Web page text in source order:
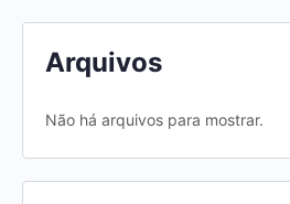
Arquivos
Não há arquivos para mostrar.